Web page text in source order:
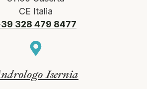
CE Italia
328 479 8477
Isernia